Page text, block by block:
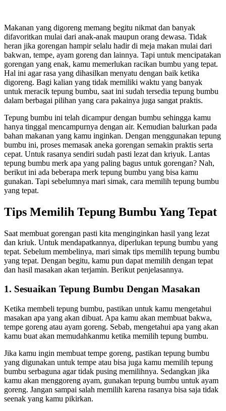
Makanan yang digoreng memang begitu nikmat dan banyak
difavoritkan mulai dari anak-anak maupun orang dewasa. Tidak
heran jika gorengan hampir selalu hadir di meja makan mulai dari
bakwan, tempe, ayam goreng dan lainnya. Tapi untuk mencipatakan
gorengan yang enak, kamu memerlukan racikan bumbu yang tepat.
Hal ini agar rasa yang dihasilkan menyatu dengan baik ketika
digoreng. Bagi kalian yang tidak memiliki waktu yang banyak
untuk meracik tepung bumbu, saat ini sudah tersedia tepung bumbu
dalam berbagai pilihan yang cara pakainya juga sangat praktis.
Tepung bumbu ini telah dicampur dengan bumbu sehingga kamu
hanya tinggal mencampurnya dengan air. Kemudian balurkan pada
bahan makanan yang kamu inginkan. Dengan menggunakan tepung
bumbu ini, proses memasak aneka gorengan semakin praktis serta
cepat. Untuk rasanya sendiri sudah pasti lezat dan kriyuk. Lantas
tepung bumbu merk apa yang paling bagus untuk gorengan? Nah,
berikut ini ada beberapa merk tepung bumbu yang bisa kamu
gunakan. Tapi sebelumnya mari simak, cara memilih tepung bumbu
yang tepat.
Tips Memilih Tepung Bumbu Yang Tepat
Saat membuat gorengan pasti kita menginginkan hasil yang lezat
dan kriuk. Untuk mendapatkannya, diperlukan tepung bumbu yang
tepat. Sebelum membelinya, mari simak tips memilih tepung bumbu
yang tepat. Dengan begitu, kamu pun dapat memilih dengan tepat
dan hasil masakan akan terjamin. Berikut penjelasannya.
1. Sesuaikan Tepung Bumbu Dengan Masakan
Ketika membeli tepung bumbu, pastikan untuk kamu mengetahui
masakan apa yang akan dibuat. Apa kamu akan membuat bakwa,
tempe goreng atau ayam goreng. Sebab, mengetahui apa yang akan
kamu buat akan memudahkanmu ketika memilih tepung bumbu.
Jika kamu ingin membuat tempe goreng, pastikan tepung bumbu
yang digunakan untuk tempe atau bisa juga kamu memilih tepung
bumbu serbaguna agar tidak pusing memilihnya. Sedangkan jika
kamu akan menggoreng ayam, gunakan tepung bumbu untuk ayam
goreng. Jangan sampai salah memilih karena rasanya bisa saja tidak
seenak yang kamu pikirkan.